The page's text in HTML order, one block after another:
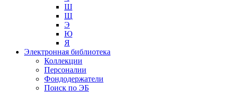
Ш
Щ
Э
Ю
Я
Электронная библиотека
Коллекции
Персоналии
Фондодержатели
Поиск по ЭБ